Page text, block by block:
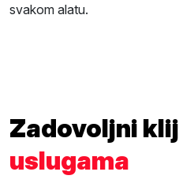
svakom alatu.
Zadovoljni
uslugama